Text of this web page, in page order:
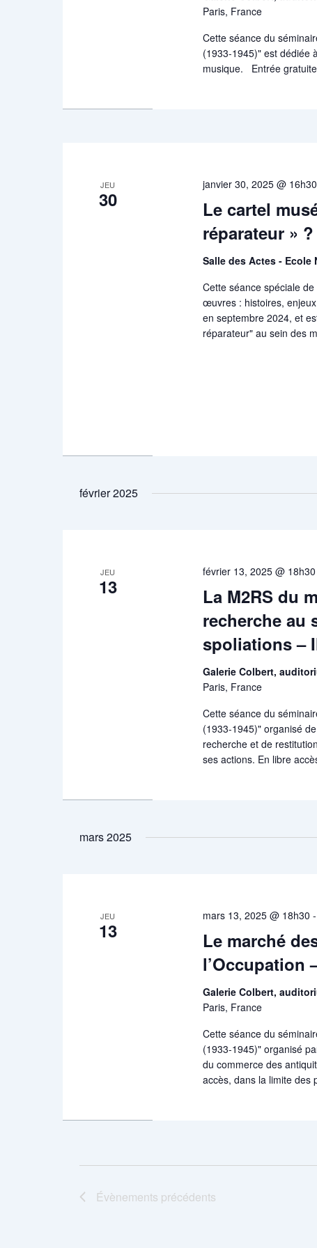
Paris, France
Cette séance du
(1933-1945)" est dédiée
musique. Entrée
JEU
30
Le cartel
réparateur »
janvier 30, 2025 @ 16h30
Salle des Actes - Ecole
Cette séance spéciale
œuvres : histoires,
en septembre 2024, et
réparateur" au sein des
février 2025
JEU
13
La M2RS du
recherche au
spoliations –
février 13, 2025 @ 18h30
Galerie Colbert,
Paris, France
Cette séance du
(1933-1945)" organisé
recherche et de
ses actions. En libre
mars 2025
JEU
13
Le marché
l’Occupation
mars 13, 2025 @ 18h30
Galerie Colbert,
Paris, France
Cette séance du
(1933-1945)" organisé
du commerce des
accès, dans la limite des
Évènements précédents